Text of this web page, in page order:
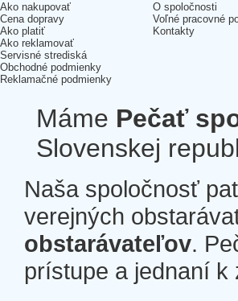
Ako nakupovať
Cena dopravy
Ako platiť
Ako reklamovať
Servisné strediská
Obchodné podmienky
Reklamačné podmienky
O spoločnosti
Voľné pracovné
Kontakty
Máme Pečať
Slovenskej
Naša spoločnosť
verejných
obstarávateľov.
prístupe a jednaní